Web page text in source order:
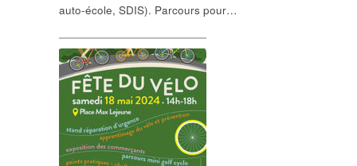
auto-école, SDIS). Parcours pour…